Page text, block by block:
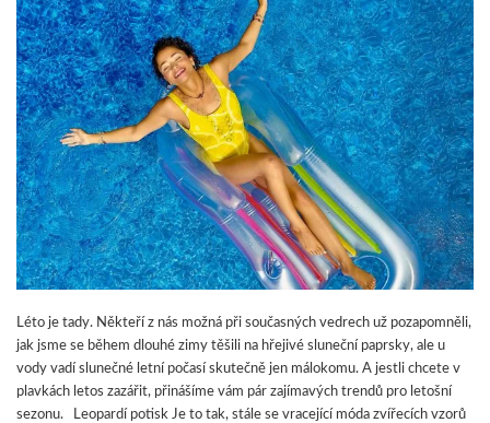
Léto je tady. Někteří z nás možná při současných vedrech už pozapomněli,
jak jsme se během dlouhé zimy těšili na hřejivé sluneční paprsky, ale u
vody vadí slunečné letní počasí skutečně jen málokomu. A jestli chcete v
plavkách letos zazářit, přinášíme vám pár zajímavých trendů pro letošní
sezonu. Leopardí potisk Je to tak, stále se vracející móda zvířecích vzorů